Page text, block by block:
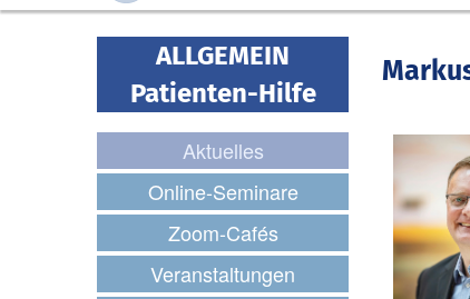
ALLGEMEIN
Patienten-Hilfe
Aktuelles
Online-Seminare
Zoom-Cafés
Veranstaltungen